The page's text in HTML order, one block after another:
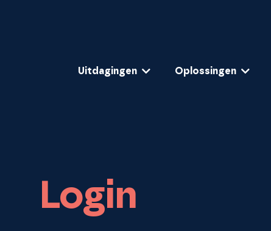
STYR. Clear organizations, fair rewards.
Uitdagingen Oplossingen
Login